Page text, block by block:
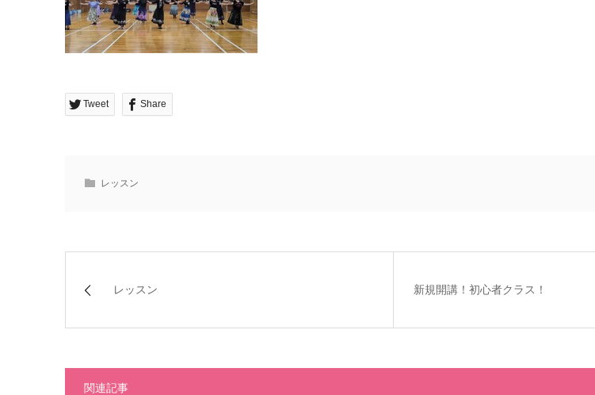
Tweet Share
レッスン
レッスン 新規開講！初心者クラス！
関連記事